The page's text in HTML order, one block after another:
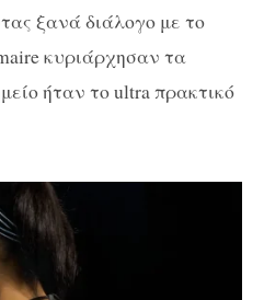
ξανά διάλογο με το
κυριάρχησαν τα
ήταν το ultra πρακτικό